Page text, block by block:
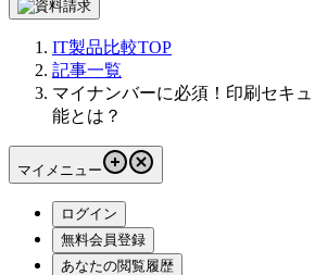
IT製品比較TOP
記事一覧
マイナンバーに必須！印刷セキ
能とは？
マイメニュー
ログイン
無料会員登録
あなたの閲覧履歴